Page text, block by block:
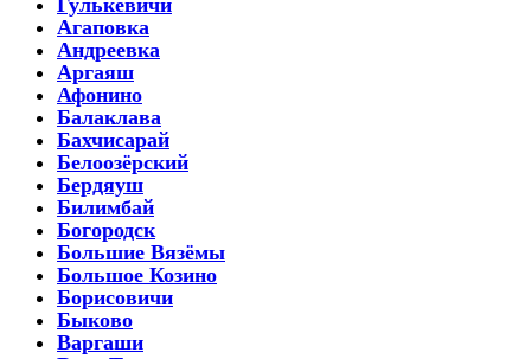
Агаповка
Андреевка
Аргаяш
Афонино
Балаклава
Бахчисарай
Белоозёрский
Бердяуш
Билимбай
Богородск
Большие Вязёмы
Большое Козино
Борисовичи
Быково
Варгаши